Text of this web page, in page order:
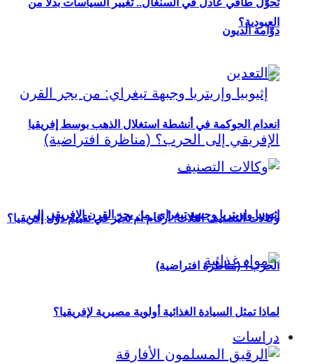
العبودية؟
إثيوبيا وإريتريا وجبهة تيغراي: من يجر القرن الإفريقي إلى
الحرب؟ (مناظرة افتراضية)
دراسات
تحوُّل طاقي عادل في السنغال.. تغيير السياسات بدلاً من
دوّامة الديون
انعدام الحوكمة في أنشطة استغلال الذهب بوسط إفريقيا
وكالات التصنيف الثلاث: أرقام أم تحيّز في تقييم دول إفريقيا؟
لماذا تمثل السيادة الغذائية أولوية مصيرية لإفريقيا؟